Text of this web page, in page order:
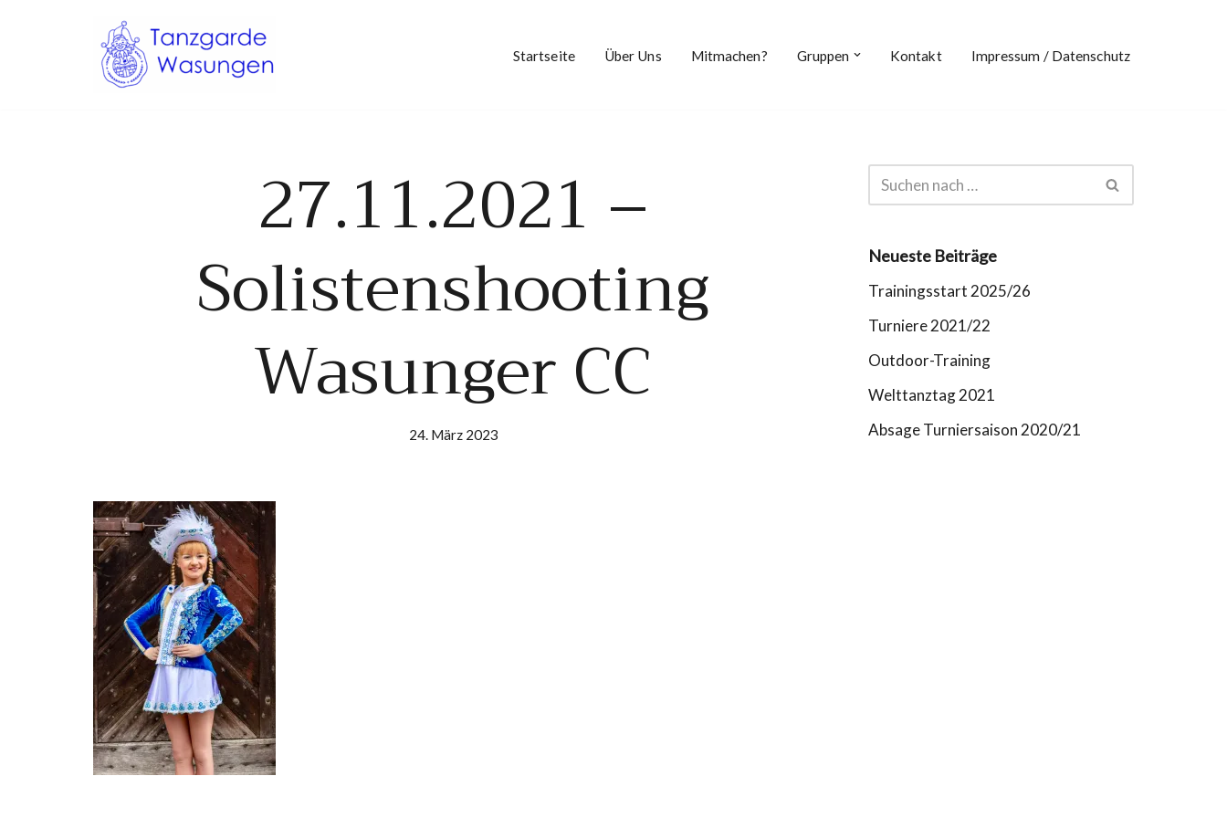
Startseite Über Uns Mitmachen? Gruppen Kontakt Impressum / Datenschutz
27.11.2021 –
Solistenshooting
Wasunger CC
24. März 2023
Neueste Beiträge
Trainingsstart 2025/26
Turniere 2021/22
Outdoor-Training
Welttanztag 2021
Absage Turniersaison 2020/21